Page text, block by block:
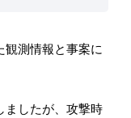
観測情報と事案に
ましたが、攻撃時